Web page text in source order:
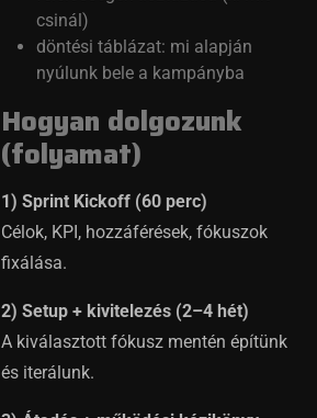
csinál)
döntési táblázat: mi alapján
nyúlunk bele a kampányba
Hogyan dolgozunk
(folyamat)
1) Sprint Kickoff (60 perc)
Célok, KPI, hozzáférések, fókuszok
fixálása.
2) Setup + kivitelezés (2–4 hét)
A kiválasztott fókusz mentén építünk
és iterálunk.